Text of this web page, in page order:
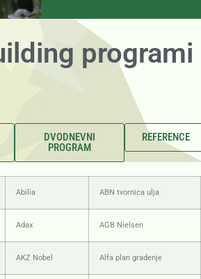
programi
DVODNEVNI
PROGRAM
REFERENCE
Abilia ABN tvornica ulja
Adax AGB Nielsen
AKZ Nobel Alfa plan gradenje